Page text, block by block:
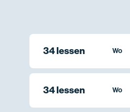
34 lessen Wo
34 lessen Wo